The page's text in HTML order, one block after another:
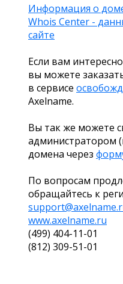
Информация о
Whois Center -
сайте
Если вам
вы можете
в сервисе
Axelname.
Вы так же можете
администратором
домена через
По вопросам
обращайтесь к
www.axelname.ru
(499) 404-11-01
(812) 309-51-01